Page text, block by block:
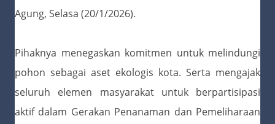
Agung, Selasa (20/1/2026).
Pihaknya menegaskan komitmen untuk melindungi
pohon sebagai aset ekologis kota. Serta mengajak
seluruh elemen masyarakat untuk berpartisipasi
aktif dalam Gerakan Penanaman dan Pemeliharaan